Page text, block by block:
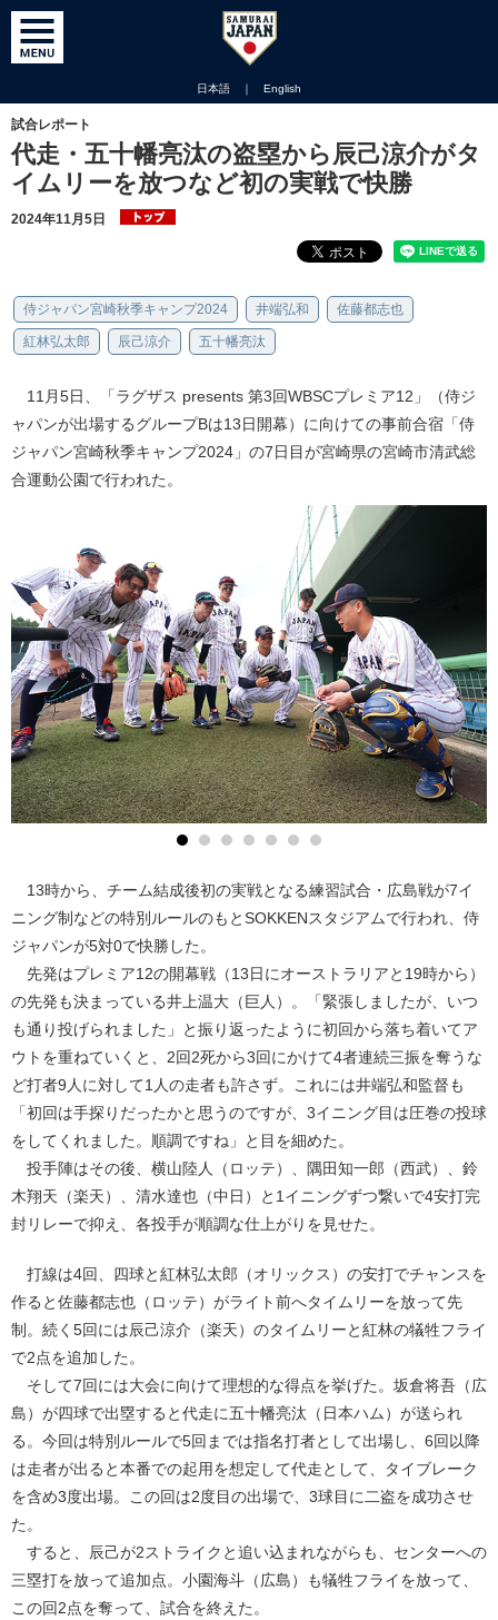
日本語 ｜ English
試合レポート
代走・五十幡亮汰の盗塁から辰己涼介がタ
イムリーを放つなど初の実戦で快勝
2024年11月5日
侍ジャパン宮崎秋季キャンプ2024 井端弘和 佐藤都志也
紅林弘太郎 辰己涼介 五十幡亮汰
11月5日、「ラグザス presents 第3回WBSCプレミア12」（侍ジ
ャパンが出場するグループBは13日開幕）に向けての事前合宿「侍
ジャパン宮崎秋季キャンプ2024」の7日目が宮崎県の宮崎市清武総
合運動公園で行われた。
13時から、チーム結成後初の実戦となる練習試合・広島戦が7イ
ニング制などの特別ルールのもとSOKKENスタジアムで行われ、侍
ジャパンが5対0で快勝した。
先発はプレミア12の開幕戦（13日にオーストラリアと19時から）
の先発も決まっている井上温大（巨人）。「緊張しましたが、いつ
も通り投げられました」と振り返ったように初回から落ち着いてア
ウトを重ねていくと、2回2死から3回にかけて4者連続三振を奪うな
ど打者9人に対して1人の走者も許さず。これには井端弘和監督も
「初回は手探りだったかと思うのですが、3イニング目は圧巻の投球
をしてくれました。順調ですね」と目を細めた。
投手陣はその後、横山陸人（ロッテ）、隅田知一郎（西武）、鈴
木翔天（楽天）、清水達也（中日）と1イニングずつ繋いで4安打完
封リレーで抑え、各投手が順調な仕上がりを見せた。
打線は4回、四球と紅林弘太郎（オリックス）の安打でチャンスを
作ると佐藤都志也（ロッテ）がライト前へタイムリーを放って先
制。続く5回には辰己涼介（楽天）のタイムリーと紅林の犠牲フライ
で2点を追加した。
そして7回には大会に向けて理想的な得点を挙げた。坂倉将吾（広
島）が四球で出塁すると代走に五十幡亮汰（日本ハム）が送られ
る。今回は特別ルールで5回までは指名打者として出場し、6回以降
は走者が出ると本番での起用を想定して代走として、タイブレーク
を含め3度出場。この回は2度目の出場で、3球目に二盗を成功させ
た。
すると、辰己が2ストライクと追い込まれながらも、センターへの
三塁打を放って追加点。小園海斗（広島）も犠牲フライを放って、
この回2点を奪って、試合を終えた。